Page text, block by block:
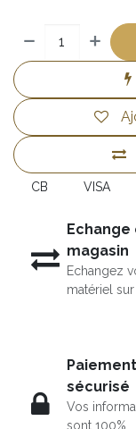
CB VISA
Echange
magasin
Echangez
matériel
Paiement
sécurisé
Vos
sont 100%